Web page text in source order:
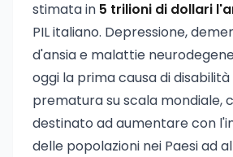
stimata in 5 trilioni di dollari
PIL italiano. Depressione,
d'ansia e malattie
oggi la prima causa di
prematura su scala mondiale,
destinato ad aumentare con
delle popolazioni nei Paesi ad